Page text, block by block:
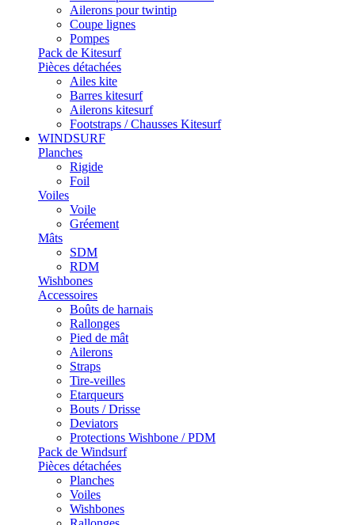
Ailerons pour twintip
Coupe lignes
Pompes
Pack de Kitesurf
Pièces détachées
Ailes kite
Barres kitesurf
Ailerons kitesurf
Footstraps / Chausses Kitesurf
WINDSURF
Planches
Rigide
Foil
Voiles
Voile
Gréement
Mâts
SDM
RDM
Wishbones
Accessoires
Boûts de harnais
Rallonges
Pied de mât
Ailerons
Straps
Tire-veilles
Etarqueurs
Bouts / Drisse
Deviators
Protections Wishbone / PDM
Pack de Windsurf
Pièces détachées
Planches
Voiles
Wishbones